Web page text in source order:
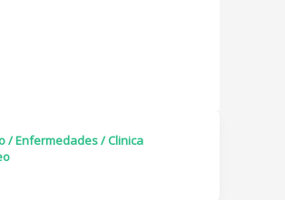
/Enfermedades/Clinica